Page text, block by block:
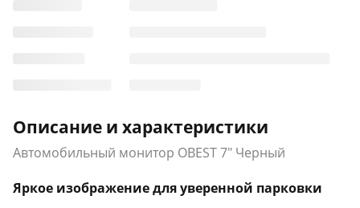
Описание и характеристики
Автомобильный монитор OBEST 7" Черный
Яркое изображение для уверенной парковки